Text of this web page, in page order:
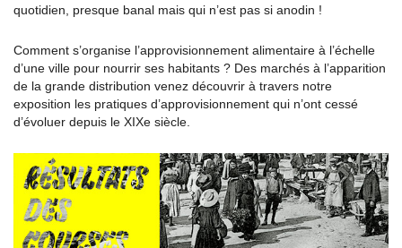
quotidien, presque banal mais qui n’est pas si anodin !
Comment s’organise l’approvisionnement alimentaire à l’échelle
d’une ville pour nourrir ses habitants ? Des marchés à l’apparition
de la grande distribution venez découvrir à travers notre
exposition les pratiques d’approvisionnement qui n’ont cessé
d’évoluer depuis le XIXe siècle.